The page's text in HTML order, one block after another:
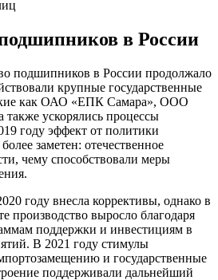
в России
подшипников в России продолжало
крупные государственные
как ОАО «ЕПК Самара», ООО
ускорялись процессы
году эффект от политики
заметен: отечественное
чему способствовали меры
году внесла коррективы, однако в
производство выросло благодаря
поддержки и инвестициям в
В 2021 году стимулы
и государственные
поддерживали дальнейший